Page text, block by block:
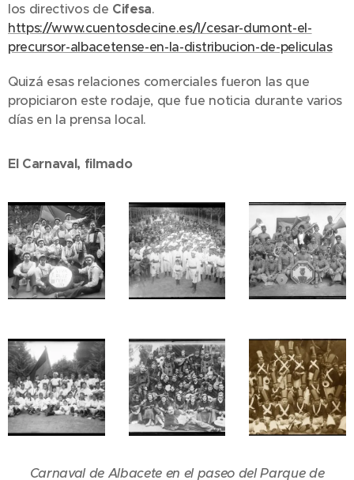
los directivos de Cifesa.
https://www.cuentosdecine.es/l/cesar-dumont-el-
precursor-albacetense-en-la-distribucion-de-peliculas
Quizá esas relaciones comerciales fueron las que
propiciaron este rodaje, que fue noticia durante varios
días en la prensa local.
El Carnaval, filmado
Carnaval de Albacete en el paseo del Parque de